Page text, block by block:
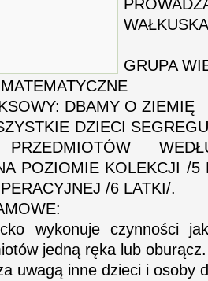
WAŁKUSKA
GRUPA
DBAMY O ZIEMIĘ
DZIECI
PRZEDMIOTÓW
POZIOMIE KOLEKCJI /
/6 LATKI/.
wykonuje czynności
jedną ręka lub oburącz.
uwagą inne dzieci i osoby